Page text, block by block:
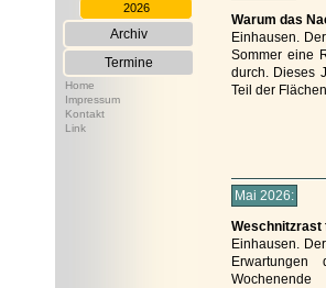
2026
Archiv
Termine
Home
Impressum
Kontakt
Link
Warum das
Einhausen.
Sommer eine
durch. Dieses
Teil der
Mai 2026:
Weschnitzrast
Einhausen.